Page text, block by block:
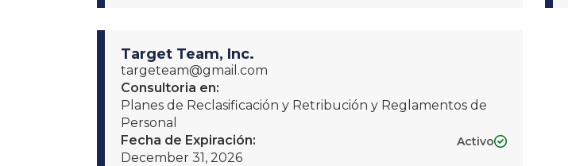
Target Team, Inc.
targeteam@gmail.com
Consultoria en:
Planes de Reclasificación y Retribución y Reglamentos de
Personal
Fecha de Expiración:
December 31, 2026
Activo